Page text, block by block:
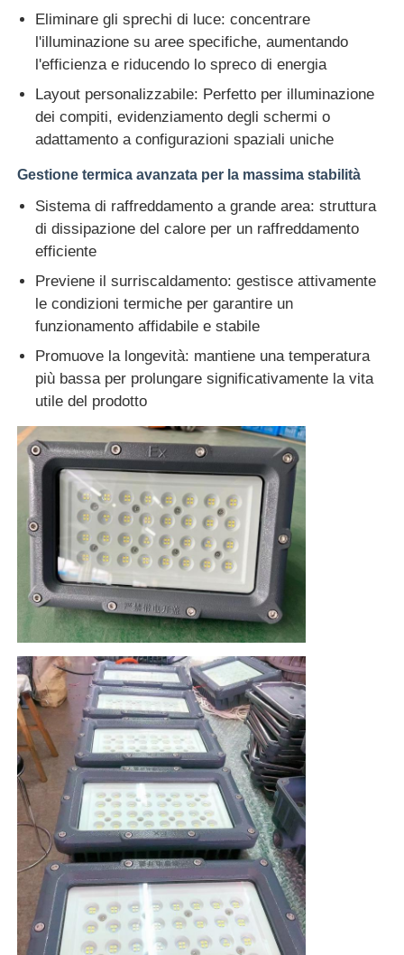
Eliminare gli sprechi di luce: concentrare
l'illuminazione su aree specifiche, aumentando
l'efficienza e riducendo lo spreco di energia
Layout personalizzabile: Perfetto per illuminazione
dei compiti, evidenziamento degli schermi o
adattamento a configurazioni spaziali uniche
Gestione termica avanzata per la massima stabilità
Sistema di raffreddamento a grande area: struttura
di dissipazione del calore per un raffreddamento
efficiente
Previene il surriscaldamento: gestisce attivamente
le condizioni termiche per garantire un
funzionamento affidabile e stabile
Promuove la longevità: mantiene una temperatura
più bassa per prolungare significativamente la vita
utile del prodotto